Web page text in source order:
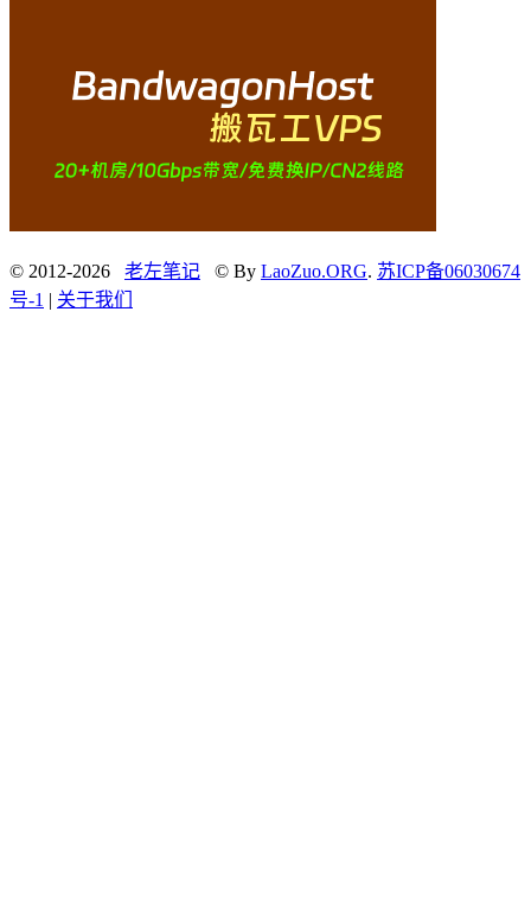
© 2012-2026 老左笔记 © By LaoZuo.ORG. 苏ICP备06030674
号-1 | 关于我们